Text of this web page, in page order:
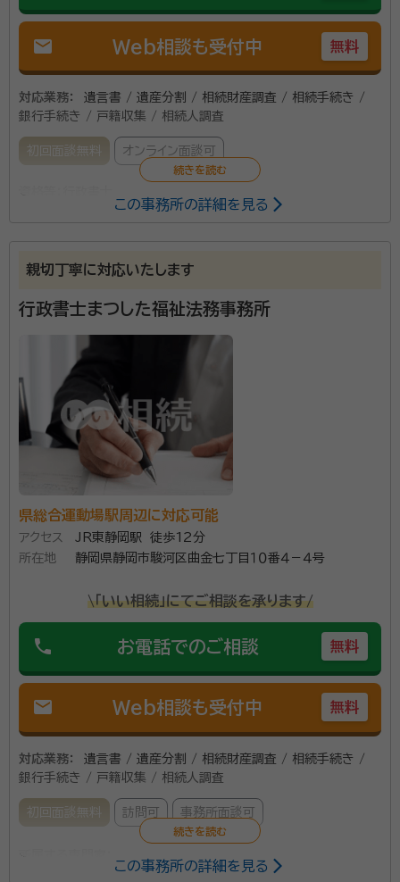
mail Web相談も受付中 無料
対応業務：
遺言書 / 遺産分割 / 相続財産調査 / 相続手続き /
銀行手続き / 戸籍収集 / 相続人調査
初回面談無料 オンライン面談可
この事務所の詳細を見る
親切丁寧に対応いたします
行政書士まつした福祉法務事務所
県総合運動場駅周辺に対応可能
アクセス
JR東静岡駅 徒歩12分
所在地
静岡県静岡市駿河区曲金七丁目１０番４－４号
\「いい相続」にてご相談を承ります/
phone お電話でのご相談 無料
mail Web相談も受付中 無料
対応業務：
遺言書 / 遺産分割 / 相続財産調査 / 相続手続き /
銀行手続き / 戸籍収集 / 相続人調査
初回面談無料 訪問可 事務所面談可
この事務所の詳細を見る